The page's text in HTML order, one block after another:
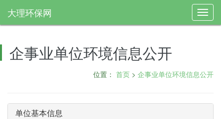
大理环保网
企事业单位环境信息公开
位置： 首页 > 企事业单位环境信息公开
单位基本信息